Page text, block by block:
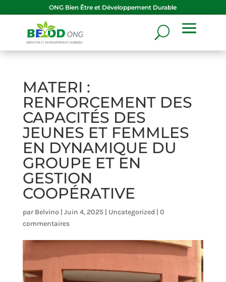
ONG Bien Être et Développement Durable
MATERI :
RENFORCEMENT DES
CAPACITÉS DES
JEUNES ET FEMMLES
EN DYNAMIQUE DU
GROUPE ET EN
GESTION
COOPÉRATIVE
par Belvino | Juin 4, 2025| Uncategorized | 0
commentaires